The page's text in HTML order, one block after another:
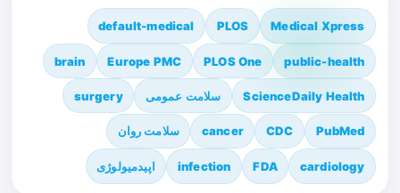
Medical Xpress
PLOS
default-medical
public-health
PLOS One
Europe PMC
brain
ScienceDaily Health سلامت عمومی surgery
PubMed
CDC
cancer سلامت روان
cardiology
FDA
infection اپیدمیولوژی